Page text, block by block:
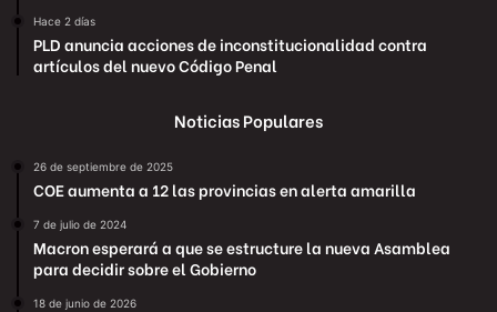
Hace 2 días
PLD anuncia acciones de inconstitucionalidad contra
artículos del nuevo Código Penal
Noticias Populares
26 de septiembre de 2025
COE aumenta a 12 las provincias en alerta amarilla
7 de julio de 2024
Macron esperará a que se estructure la nueva Asamblea
para decidir sobre el Gobierno
18 de junio de 2026